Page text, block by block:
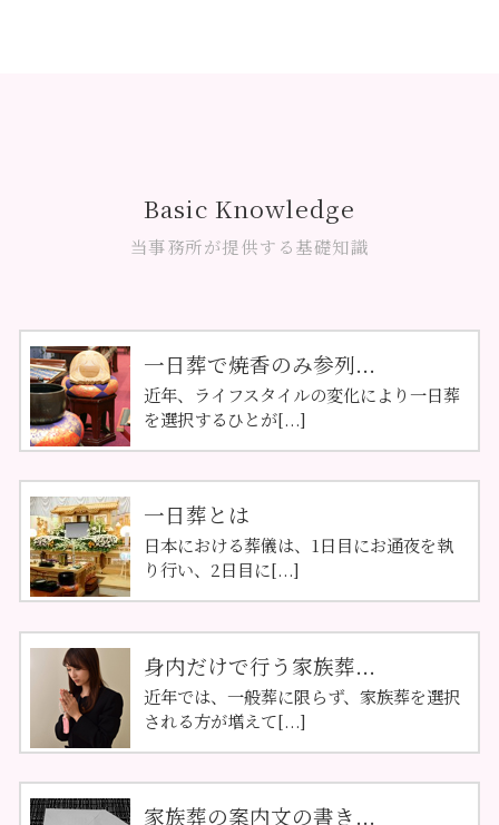
Basic Knowledge
当事務所が提供する基礎知識
一日葬で焼香のみ参列...
近年、ライフスタイルの変化により一日葬
を選択するひとが[...]
一日葬とは
日本における葬儀は、1日目にお通夜を執
り行い、2日目に[...]
身内だけで行う家族葬...
近年では、一般葬に限らず、家族葬を選択
される方が増えて[...]
家族葬の案内文の書き...